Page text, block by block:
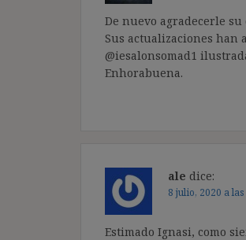
De nuevo agradecerle
Sus actualizaciones han
@iesalonsomad1
Enhorabuena.
ale dice:
8 julio, 2020 a
Estimado Ignasi, como